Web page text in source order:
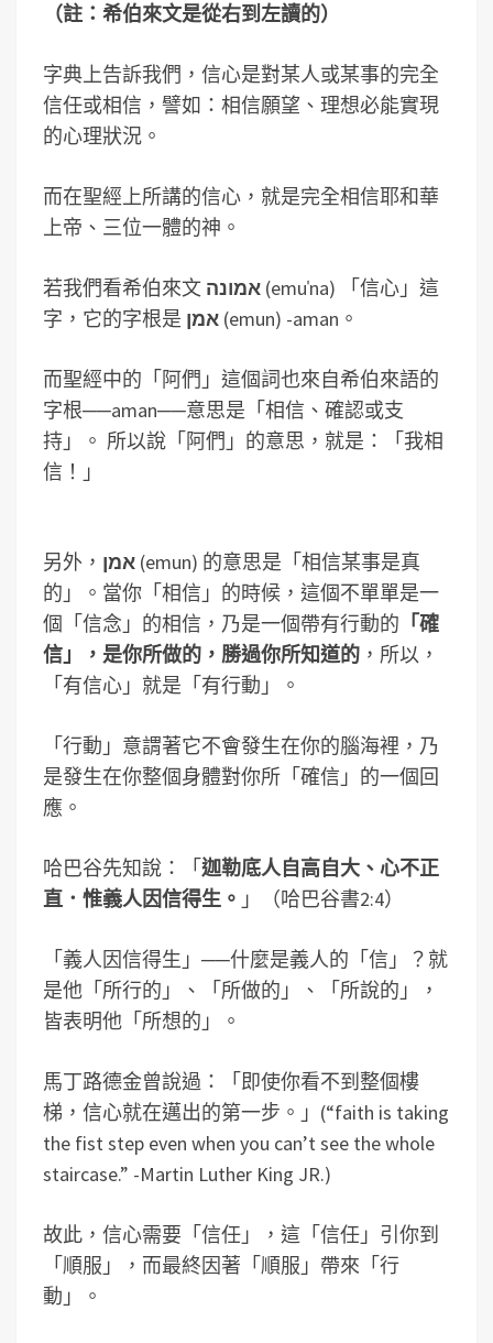
（註：希伯來文是從右到左讀的）
字典上告訴我們，信心是對某人或某事的完全
信任或相信，譬如：相信願望、理想必能實現
的心理狀況。
而在聖經上所講的信心，就是完全相信耶和華
上帝、三位一體的神。
若我們看希伯來文 אמונה (emuˈna) 「信心」這
字，它的字根是
(emun) -aman。
而聖經中的「阿們」這個詞也來自希伯來語的
字根──aman──意思是「相信、確認或支
持」。 所以說「阿們」的意思，就是：「我相
信！」
另外，
(emun) 的意思是「相信某事是真
的」。當你「相信」的時候，這個不單單是一
個「信念」的相信，乃是一個帶有行動的 「確
信」，是你所做的，勝過你所知道的 ，所以，
「有信心」就是「有行動」。
「行動」意謂著它不會發生在你的腦海裡，乃
是發生在你整個身體對你所「確信」的一個回
應。
哈巴谷先知說：「迦勒底人自高自大、心不正
直．惟義人因信得生。 」（哈巴谷書2:4）
「義人因信得生」──什麼是義人的「信」？就
是他「所行的」、「所做的」、「所說的」，
皆表明他「所想的」。
馬丁路德金曾說過：「即使你看不到整個樓
梯，信心就在邁出的第一步。」(“faith is taking
the fist step even when you can’t see the whole
staircase.” -Martin Luther King JR.)
故此，信心需要「信任」，這「信任」引你到
「順服」，而最終因著「順服」帶來「行
動」。